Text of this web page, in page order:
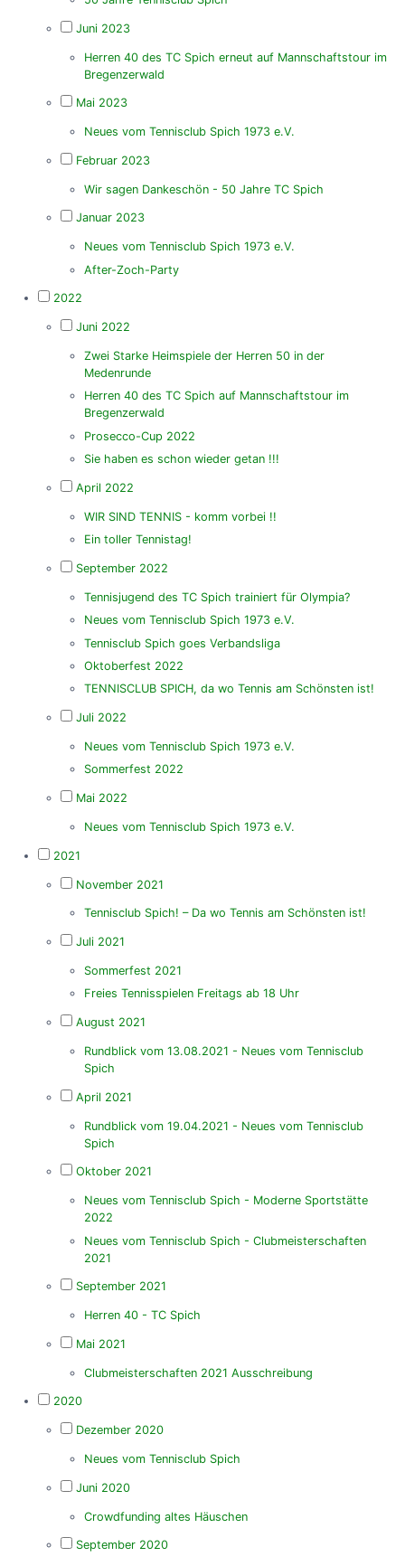
Juni 2023
Herren 40 des TC Spich erneut auf Mannschaftstour im
Bregenzerwald
Mai 2023
Neues vom Tennisclub Spich 1973 e.V.
Februar 2023
Wir sagen Dankeschön - 50 Jahre TC Spich
Januar 2023
Neues vom Tennisclub Spich 1973 e.V.
After-Zoch-Party
2022
Juni 2022
Zwei Starke Heimspiele der Herren 50 in der
Medenrunde
Herren 40 des TC Spich auf Mannschaftstour im
Bregenzerwald
Prosecco-Cup 2022
Sie haben es schon wieder getan !!!
April 2022
WIR SIND TENNIS - komm vorbei !!
Ein toller Tennistag!
September 2022
Tennisjugend des TC Spich trainiert für Olympia?
Neues vom Tennisclub Spich 1973 e.V.
Tennisclub Spich goes Verbandsliga
Oktoberfest 2022
TENNISCLUB SPICH, da wo Tennis am Schönsten ist!
Juli 2022
Neues vom Tennisclub Spich 1973 e.V.
Sommerfest 2022
Mai 2022
Neues vom Tennisclub Spich 1973 e.V.
2021
November 2021
Tennisclub Spich! – Da wo Tennis am Schönsten ist!
Juli 2021
Sommerfest 2021
Freies Tennisspielen Freitags ab 18 Uhr
August 2021
Rundblick vom 13.08.2021 - Neues vom Tennisclub
Spich
April 2021
Rundblick vom 19.04.2021 - Neues vom Tennisclub
Spich
Oktober 2021
Neues vom Tennisclub Spich - Moderne Sportstätte
2022
Neues vom Tennisclub Spich - Clubmeisterschaften
2021
September 2021
Herren 40 - TC Spich
Mai 2021
Clubmeisterschaften 2021 Ausschreibung
2020
Dezember 2020
Neues vom Tennisclub Spich
Juni 2020
Crowdfunding altes Häuschen
September 2020